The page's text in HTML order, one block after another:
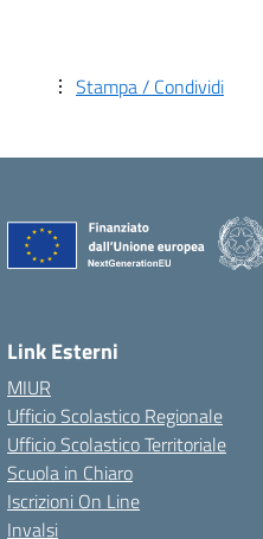
Stampa / Condividi
Link Esterni
MIUR
Ufficio Scolastico Regionale
Ufficio Scolastico Territoriale
Scuola in Chiaro
Iscrizioni On Line
Invalsi